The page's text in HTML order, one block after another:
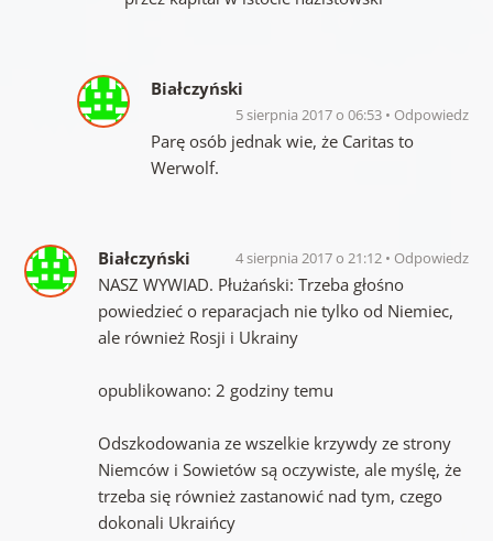
Białczyński
5 sierpnia 2017 o 06:53 Odpowiedz
Parę osób jednak wie, że Caritas to
Werwolf.
Białczyński 4 sierpnia 2017 o 21:12 Odpowiedz
NASZ WYWIAD. Płużański: Trzeba głośno
powiedzieć o reparacjach nie tylko od Niemiec,
ale również Rosji i Ukrainy
opublikowano: 2 godziny temu
Odszkodowania ze wszelkie krzywdy ze strony
Niemców i Sowietów są oczywiste, ale myślę, że
trzeba się również zastanowić nad tym, czego
dokonali Ukraińcy